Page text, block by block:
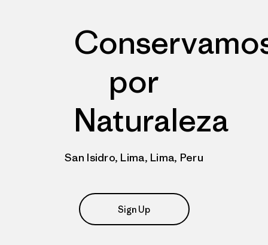
por
Naturaleza
San Isidro, Lima, Lima, Peru
Sign Up